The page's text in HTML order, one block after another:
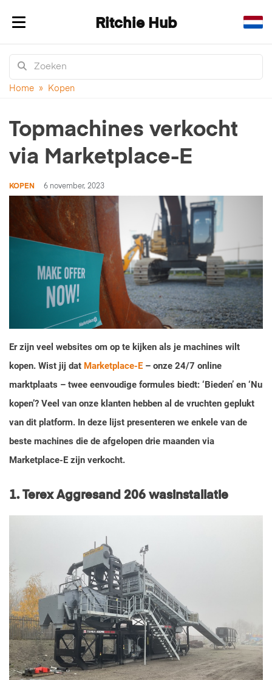
Navigatie in-/uitklappenRitchie Hub
Home » Kopen
Topmachines verkocht
via Marketplace-E
KOPEN 6 november, 2023
Er zijn veel websites om op te kijken als je machines wilt
kopen. Wist jij dat Marketplace-E – onze 24/7 online
marktplaats – twee eenvoudige formules biedt: ‘Bieden’ en ‘Nu
kopen’? Veel van onze klanten hebben al de vruchten geplukt
van dit platform. In deze lijst presenteren we enkele van de
beste machines die de afgelopen drie maanden via
Marketplace-E zijn verkocht.
1. Terex Aggresand 206 wasinstallatie